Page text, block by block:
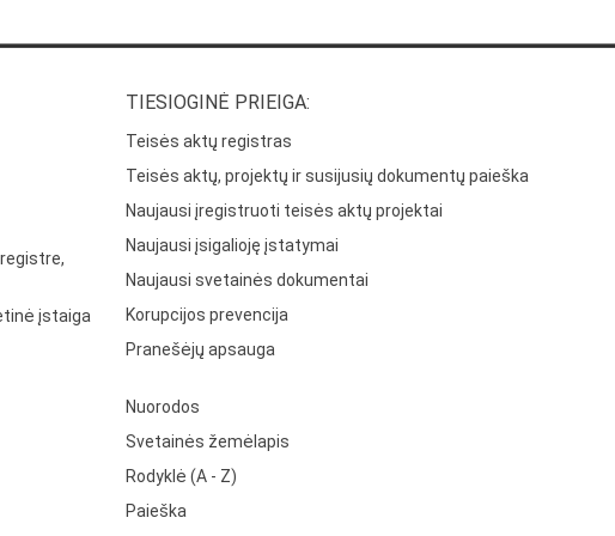
įstaiga
TIESIOGINĖ PRIEIGA:
Teisės aktų registras
Teisės aktų, projektų ir susijusių dokumentų paieška
Naujausi įregistruoti teisės aktų projektai
Naujausi įsigalioję įstatymai
Naujausi svetainės dokumentai
Korupcijos prevencija
Pranešėjų apsauga
Nuorodos
Svetainės žemėlapis
Rodyklė (A - Z)
Paieška